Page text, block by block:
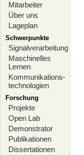
Mitarbeiter
Über uns
Lageplan
Schwerpunkte
Signalverarbeitung
Maschinelles
Lernen
Kommunikations-
technologien
Forschung
Projekte
Open Lab
Demonstrator
Publikationen
Dissertationen